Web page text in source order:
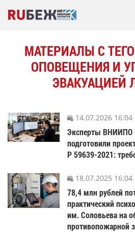
МАТЕРИАЛЫ С
ОПОВЕЩЕНИЯ И
ЭВАКУАЦИЕЙ
14.07.2026 16:04
Эксперты ВНИИПО
подготовили
Р 59639-2021:
18.07.2025 16:04
78,4 млн рублей
практический
им. Соловьева на
противопожарной